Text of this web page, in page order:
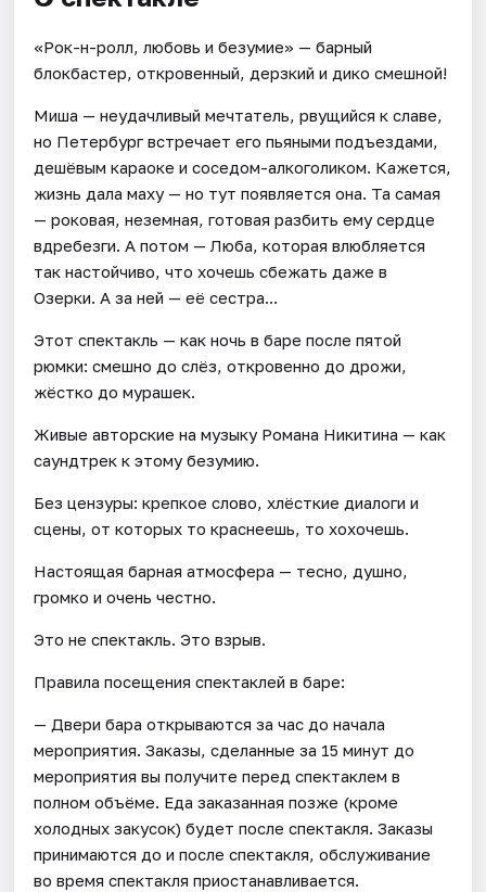
«Рок-н-ролл, любовь и безумие» — барный
блокбастер, откровенный, дерзкий и дико смешной!
Миша — неудачливый мечтатель, рвущийся к славе,
но Петербург встречает его пьяными подъездами,
дешёвым караоке и соседом-алкоголиком. Кажется,
жизнь дала маху — но тут появляется она. Та самая
— роковая, неземная, готовая разбить ему сердце
вдребезги. А потом — Люба, которая влюбляется
так настойчиво, что хочешь сбежать даже в
Озерки. А за ней — её сестра...
Этот спектакль — как ночь в баре после пятой
рюмки: смешно до слёз, откровенно до дрожи,
жёстко до мурашек.
Живые авторские на музыку Романа Никитина — как
саундтрек к этому безумию.
Без цензуры: крепкое слово, хлёсткие диалоги и
сцены, от которых то краснеешь, то хохочешь.
Настоящая барная атмосфера — тесно, душно,
громко и очень честно.
Это не спектакль. Это взрыв.
Правила посещения спектаклей в баре:
— Двери бара открываются за час до начала
мероприятия. Заказы, сделанные за 15 минут до
мероприятия вы получите перед спектаклем в
полном объёме. Еда заказанная позже (кроме
холодных закусок) будет после спектакля. Заказы
принимаются до и после спектакля, обслуживание
во время спектакля приостанавливается.